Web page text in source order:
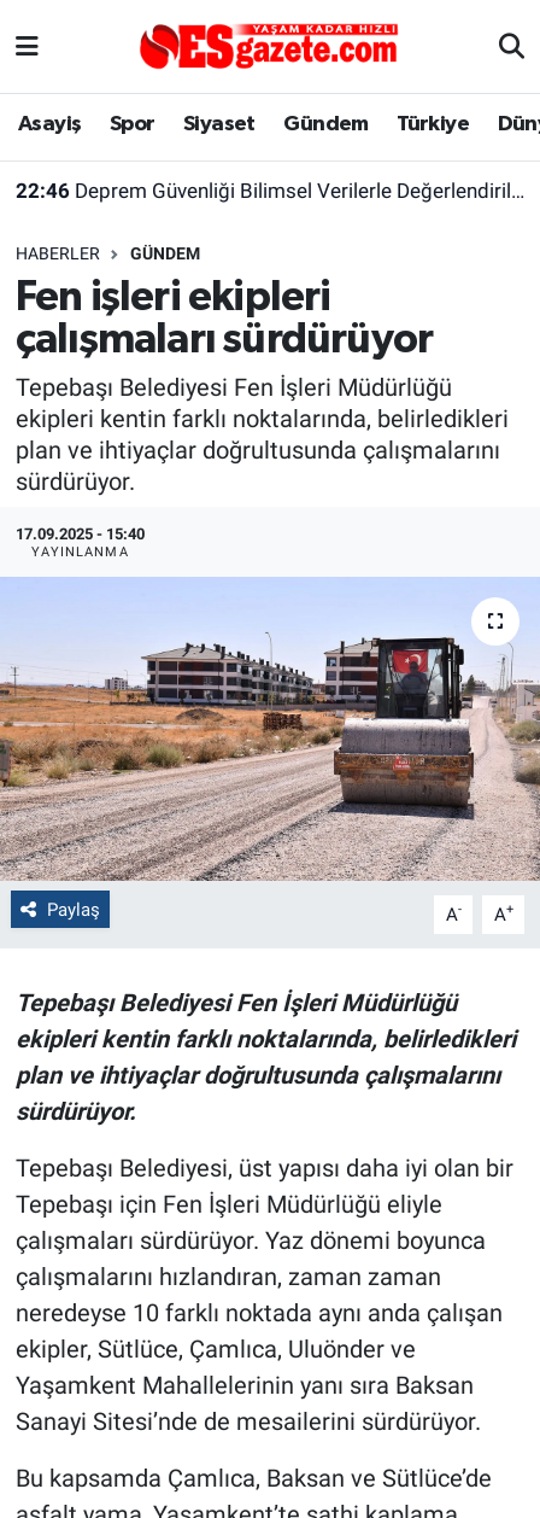
Asayiş Spor Siyaset Gündem Türkiye
22:46 Deprem Güvenliği Bilimsel Verilerle Değerlendirilmeli
HABERLER GÜNDEM
Fen işleri ekipleri
çalışmaları sürdürüyor
Tepebaşı Belediyesi Fen İşleri Müdürlüğü
ekipleri kentin farklı noktalarında, belirledikleri
plan ve ihtiyaçlar doğrultusunda çalışmalarını
sürdürüyor.
17.09.2025 - 15:40
YAYINLANMA
Paylaş A- A+
Tepebaşı Belediyesi Fen İşleri Müdürlüğü
ekipleri kentin farklı noktalarında, belirledikleri
plan ve ihtiyaçlar doğrultusunda çalışmalarını
sürdürüyor.
Tepebaşı Belediyesi, üst yapısı daha iyi olan bir
Tepebaşı için Fen İşleri Müdürlüğü eliyle
çalışmaları sürdürüyor. Yaz dönemi boyunca
çalışmalarını hızlandıran, zaman zaman
neredeyse 10 farklı noktada aynı anda çalışan
ekipler, Sütlüce, Çamlıca, Uluönder ve
Yaşamkent Mahallelerinin yanı sıra Baksan
Sanayi Sitesi’nde de mesailerini sürdürüyor.
Bu kapsamda Çamlıca, Baksan ve Sütlüce’de
Asayiş
Gündem
Türkiye
Dünya
Sağlık
Alış-Veriş/İş dünyası
Yaşam
Eskişehirspor Arşivi
Eskişehir Arşivi
Röportaj
Ekonomi
Kültür Sanat
Politika
Kütahya
Gezi
Genel
Çevre
Magazin
Bilim ve Teknoloji
Eskişehir Nöbetçi Eczaneler
Süper Lig Puan Durumu ve Fikstür
Tüm Manşetler
Son Dakika Haberleri
Haber Arşivi